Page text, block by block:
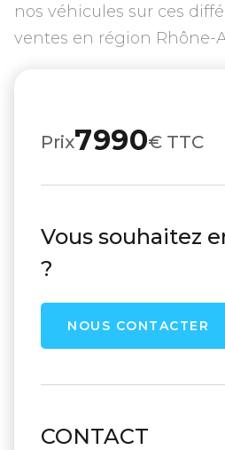
nos véhicules sur ces
ventes en région Rhône-
Prix7990€ TTC
Vous souhaitez
?
NOUS CONTACTER
CONTACT